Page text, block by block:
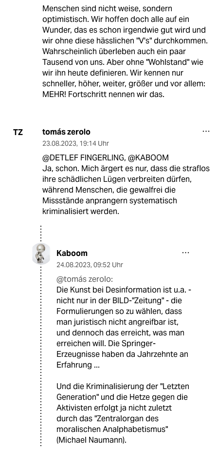
Menschen sind nicht weise, sondern
optimistisch. Wir hoffen doch alle auf ein
Wunder, das es schon irgendwie gut wird und
wir ohne diese hässlichen "V's" durchkommen.
Wahrscheinlich überleben auch ein paar
Tausend von uns. Aber ohne "Wohlstand" wie
wir ihn heute definieren. Wir kennen nur
schneller, höher, weiter, größer und vor allem:
MEHR! Fortschritt nennen wir das.
TZ tomás zerolo
23.08.2023, 19:14 Uhr
@DETLEF FINGERLING, @KABOOM
Ja, schon. Mich ärgert es nur, dass die straflos
ihre schädlichen Lügen verbreiten dürfen,
während Menschen, die gewalfrei die
Missstände anprangern systematisch
kriminalisiert werden.
Kaboom
24.08.2023, 09:52 Uhr
@tomás zerolo:
Die Kunst bei Desinformation ist u.a. -
nicht nur in der BILD-"Zeitung" - die
Formulierungen so zu wählen, dass
man juristisch nicht angreifbar ist,
und dennoch das erreicht, was man
erreichen will. Die Springer-
Erzeugnisse haben da Jahrzehnte an
Erfahrung ...
Und die Kriminalisierung der "Letzten
Generation" und die Hetze gegen die
Aktivisten erfolgt ja nicht zuletzt
durch das "Zentralorgan des
moralischen Analphabetismus"
(Michael Naumann).